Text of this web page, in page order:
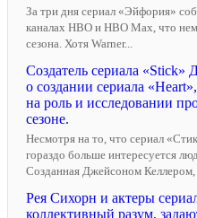
За три дня сериал «Эйфория»
каналах HBO и HBO Max, что
сезона. Хотя Warner...
Создатель сериала «Stick»
о создании сериала
на роль и исследовании
сезоне.
Несмотря на то, что сериал
гораздо больше интересуется
Созданная Джейсоном Келлером,
Рея Сихорн и актеры
коллективный разум,